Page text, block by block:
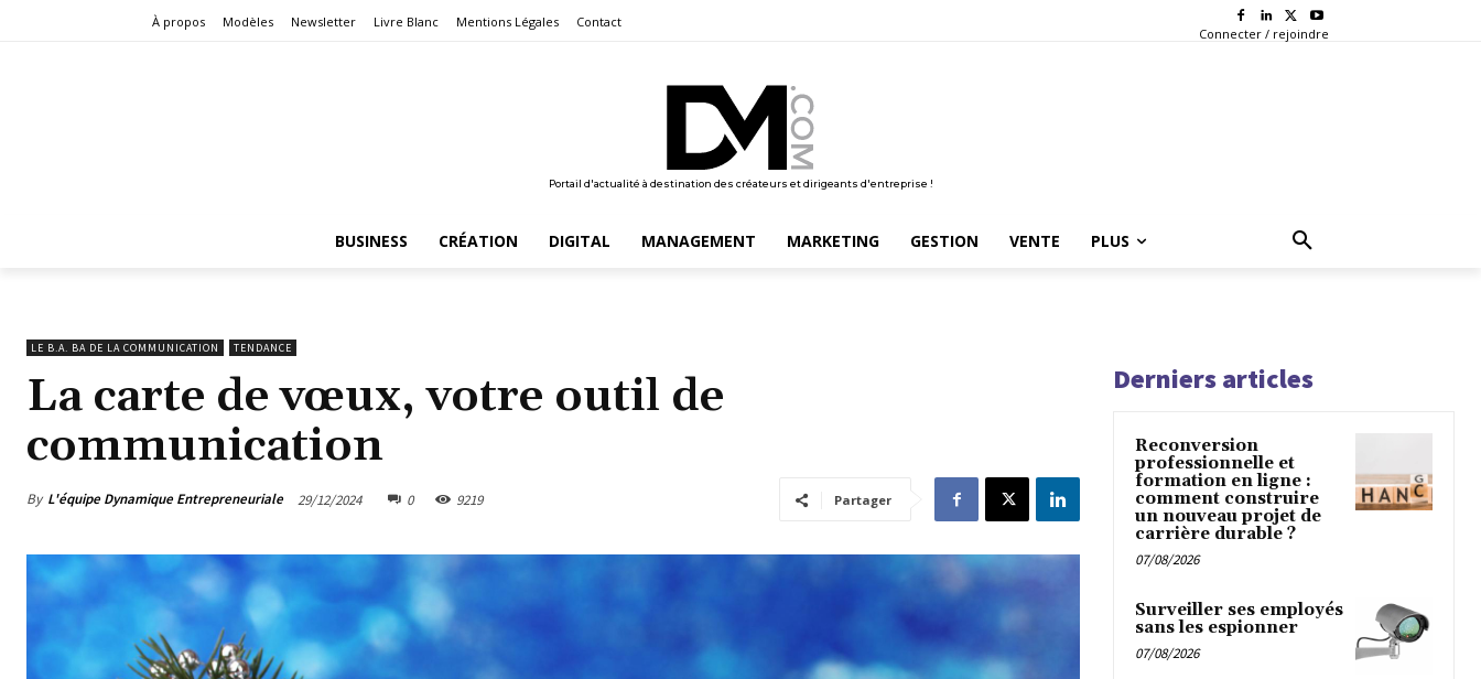
À propos Modèles Newsletter Livre Blanc Mentions Légales Contact
Connecter / rejoindre
Portail d'actualité à destination des créateurs et dirigeants d'entreprise !
BUSINESS CRÉATION DIGITAL MANAGEMENT MARKETING GESTION VENTE PLUS
LE B.A. BA DE LA COMMUNICATION TENDANCE
La carte de vœux, votre outil de
communication
By L'équipe Dynamique Entrepreneuriale 29/12/2024 0 9219 Partager
Derniers articles
Reconversion
professionnelle et
formation en ligne :
comment construire
un nouveau projet de
carrière durable ?
07/08/2026
Surveiller ses employés
sans les espionner
07/08/2026